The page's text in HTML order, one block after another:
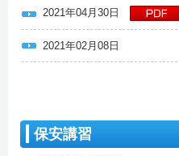
2021年04月30日
2021年02月08日
保安講習